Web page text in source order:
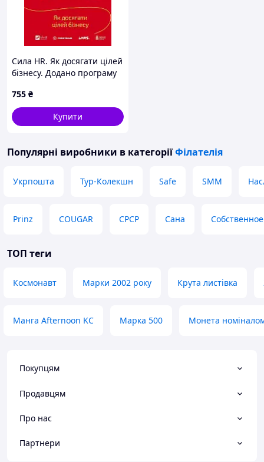
Сила HR. Як досягати цілей
бізнесу. Додано програму
Книга Оксана Шахова,
Vivat (978-617-171-462-5)
755 ₴
Купити
Популярні виробники в категоріїФілателія
Укрпошта Тур-Колекшн Safe SMM
Prinz COUGAR СРСР Сана
ТОП теги
Космонавт Марки 2002 року Крута листівка
Манга Afternoon KC Марка 500 Монета
Покупцям
Продавцям
Про нас
Партнери